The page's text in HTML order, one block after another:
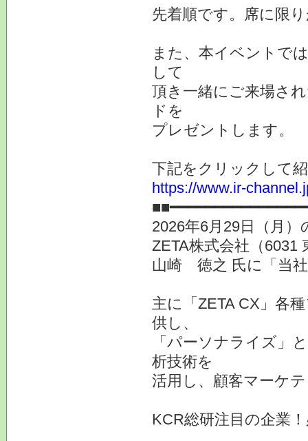
先着順です。席に限
また、本イベントで
して
頂き一緒にご来場さ
ドを
プレゼントします。
下記をクリックして
https://www.ir-
2026年6月29日（月
ZETA株式会社（6031
山崎 徳之 氏に「当
主に「ZETA CX」各
供し、
「パーソナライズ」
析技術を
活用し、顧客マーケ
KCR総研注目の企業